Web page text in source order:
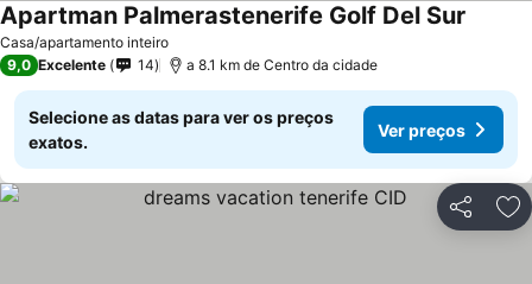
Casa/apartamento inteiro
Apartman Palmerastenerife Golf Del Sur
9,0 Excelente 14 a 8.1 km de Centro da cidade
Selecione as datas para ver os preços
exatos.
Ver preços
Partilhar